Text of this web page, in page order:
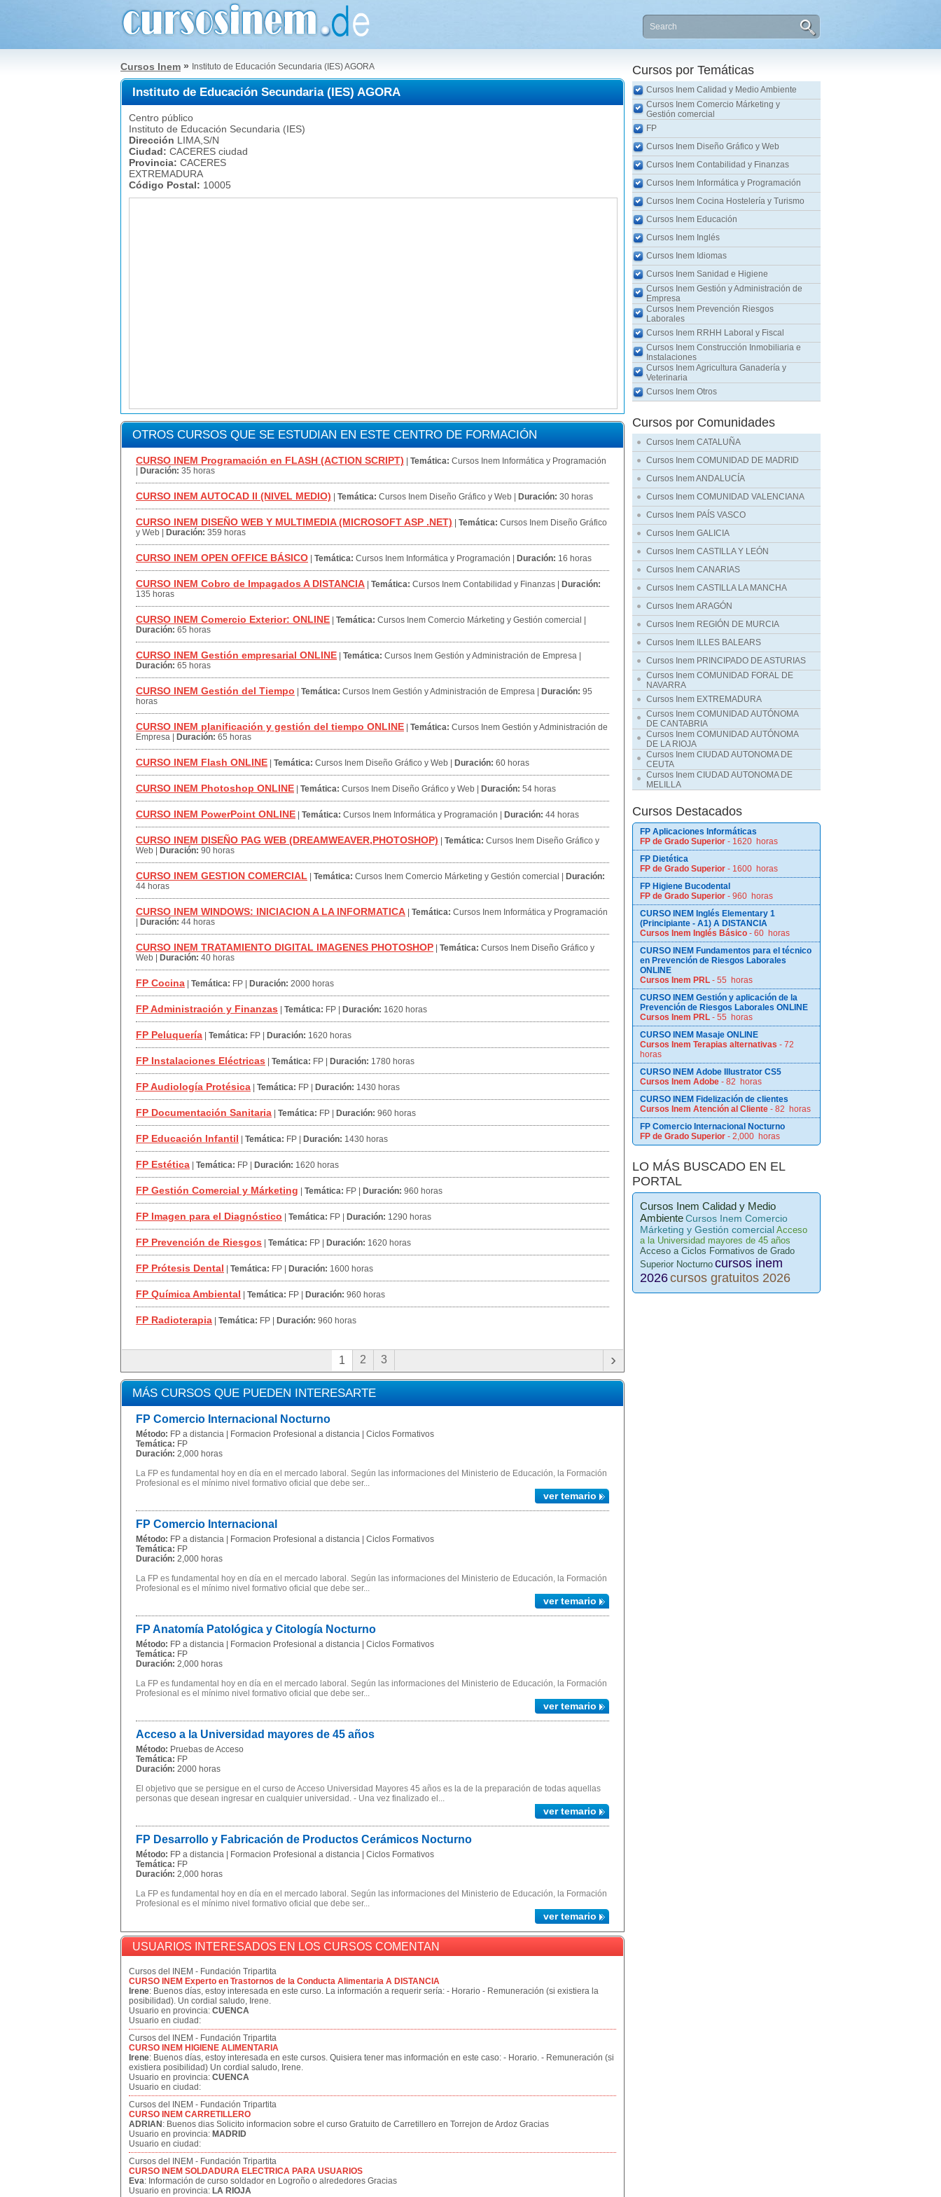
Cursos Inem » Instituto de Educación Secundaria (IES) AGORA
Instituto de Educación Secundaria (IES) AGORA
Centro público
Instituto de Educación Secundaria (IES)
Dirección LIMA,S/N
Ciudad: CACERES ciudad
Provincia: CACERES
EXTREMADURA
Código Postal: 10005
OTROS CURSOS QUE SE ESTUDIAN EN ESTE CENTRO DE FORMACIÓN
CURSO INEM Programación en FLASH (ACTION SCRIPT) Temática: Cursos Inem Informática y Programación
Duración: 35 horas
CURSO INEM AUTOCAD II (NIVEL MEDIO) Temática: Cursos Inem Diseño Gráfico y Web Duración: 30 horas
CURSO INEM DISEÑO WEB Y MULTIMEDIA (MICROSOFT ASP .NET) Temática: Cursos Inem Diseño Gráfico
y Web
Duración: 359 horas
CURSO INEM OPEN OFFICE BÁSICO Temática: Cursos Inem Informática y Programación Duración: 16 horas
CURSO INEM Cobro de Impagados A DISTANCIA Temática: Cursos Inem Contabilidad y Finanzas
Duración:
135 horas
CURSO INEM Comercio Exterior: ONLINE Temática: Cursos Inem Comercio Márketing y Gestión comercial
Duración: 65 horas
CURSO INEM Gestión empresarial ONLINE Temática: Cursos Inem Gestión y Administración de Empresa
Duración: 65 horas
CURSO INEM Gestión del Tiempo Temática: Cursos Inem Gestión y Administración de Empresa Duración: 95
horas
CURSO INEM planificación y gestión del tiempo ONLINE Temática: Cursos Inem Gestión y Administración de
Empresa
Duración: 65 horas
CURSO INEM Flash ONLINE Temática: Cursos Inem Diseño Gráfico y Web Duración: 60 horas
CURSO INEM Photoshop ONLINE Temática: Cursos Inem Diseño Gráfico y Web Duración: 54 horas
CURSO INEM PowerPoint ONLINE Temática: Cursos Inem Informática y Programación Duración: 44 horas
CURSO INEM DISEÑO PAG WEB (DREAMWEAVER,PHOTOSHOP) Temática: Cursos Inem Diseño Gráfico y
Web
Duración: 90 horas
CURSO INEM GESTION COMERCIAL Temática: Cursos Inem Comercio Márketing y Gestión comercial
Duración:
44 horas
CURSO INEM WINDOWS: INICIACION A LA INFORMATICA Temática: Cursos Inem Informática y Programación
Duración: 44 horas
CURSO INEM TRATAMIENTO DIGITAL IMAGENES PHOTOSHOP Temática: Cursos Inem Diseño Gráfico y
Web
Duración: 40 horas
FP Cocina Temática: FP Duración: 2000 horas
FP Administración y Finanzas Temática: FP Duración: 1620 horas
FP Peluquería Temática: FP Duración: 1620 horas
FP Instalaciones Eléctricas Temática: FP Duración: 1780 horas
FP Audiología Protésica Temática: FP Duración: 1430 horas
FP Documentación Sanitaria Temática: FP Duración: 960 horas
FP Educación Infantil Temática: FP Duración: 1430 horas
FP Estética Temática: FP Duración: 1620 horas
FP Gestión Comercial y Márketing Temática: FP Duración: 960 horas
FP Imagen para el Diagnóstico Temática: FP Duración: 1290 horas
FP Prevención de Riesgos Temática: FP Duración: 1620 horas
FP Prótesis Dental Temática: FP Duración: 1600 horas
FP Química Ambiental Temática: FP Duración: 960 horas
FP Radioterapia Temática: FP Duración: 960 horas
1 2 3 ›
MÁS CURSOS QUE PUEDEN INTERESARTE
FP Comercio Internacional Nocturno
Método: FP a distancia | Formacion Profesional a distancia | Ciclos Formativos
Temática: FP
Duración: 2,000 horas
La FP es fundamental hoy en día en el mercado laboral. Según las informaciones del Ministerio de Educación, la Formación
Profesional es el mínimo nivel formativo oficial que debe ser...
ver temario
FP Comercio Internacional
Método: FP a distancia | Formacion Profesional a distancia | Ciclos Formativos
Temática: FP
Duración: 2,000 horas
La FP es fundamental hoy en día en el mercado laboral. Según las informaciones del Ministerio de Educación, la Formación
Profesional es el mínimo nivel formativo oficial que debe ser...
ver temario
FP Anatomía Patológica y Citología Nocturno
Método: FP a distancia | Formacion Profesional a distancia | Ciclos Formativos
Temática: FP
Duración: 2,000 horas
La FP es fundamental hoy en día en el mercado laboral. Según las informaciones del Ministerio de Educación, la Formación
Profesional es el mínimo nivel formativo oficial que debe ser...
ver temario
Acceso a la Universidad mayores de 45 años
Método: Pruebas de Acceso
Temática: FP
Duración: 2000 horas
El objetivo que se persigue en el curso de Acceso Universidad Mayores 45 años es la de la preparación de todas aquellas
personas que desean ingresar en cualquier universidad. - Una vez finalizado el...
ver temario
FP Desarrollo y Fabricación de Productos Cerámicos Nocturno
Método: FP a distancia | Formacion Profesional a distancia | Ciclos Formativos
Temática: FP
Duración: 2,000 horas
La FP es fundamental hoy en día en el mercado laboral. Según las informaciones del Ministerio de Educación, la Formación
Profesional es el mínimo nivel formativo oficial que debe ser...
ver temario
USUARIOS INTERESADOS EN LOS CURSOS COMENTAN
Cursos del INEM - Fundación Tripartita
CURSO INEM Experto en Trastornos de la Conducta Alimentaria A DISTANCIA
Irene: Buenos días, estoy interesada en este curso. La información a requerir sería: - Horario - Remuneración (si existiera la
posibilidad). Un cordial saludo, Irene.
Usuario en provincia: CUENCA
Usuario en ciudad:
Cursos del INEM - Fundación Tripartita
CURSO INEM HIGIENE ALIMENTARIA
Irene: Buenos días, estoy interesada en este cursos. Quisiera tener mas información en este caso: - Horario. - Remuneración (si
existiera posibilidad) Un cordial saludo, Irene.
Usuario en provincia: CUENCA
Usuario en ciudad:
Cursos del INEM - Fundación Tripartita
CURSO INEM CARRETILLERO
ADRIAN : Buenos dias Solicito informacion sobre el curso Gratuito de Carretillero en Torrejon de Ardoz Gracias
Usuario en provincia: MADRID
Usuario en ciudad:
Cursos del INEM - Fundación Tripartita
CURSO INEM SOLDADURA ELECTRICA PARA USUARIOS
Eva: Información de curso soldador en Logroño o alrededores Gracias
Usuario en provincia: LA RIOJA
Cursos por Temáticas
Cursos Inem Calidad y Medio Ambiente
Cursos Inem Comercio Márketing y
Gestión comercial
FP
Cursos Inem Diseño Gráfico y Web
Cursos Inem Contabilidad y Finanzas
Cursos Inem Informática y Programación
Cursos Inem Cocina Hostelería y Turismo
Cursos Inem Educación
Cursos Inem Inglés
Cursos Inem Idiomas
Cursos Inem Sanidad e Higiene
Cursos Inem Gestión y Administración de
Empresa
Cursos Inem Prevención Riesgos
Laborales
Cursos Inem RRHH Laboral y Fiscal
Cursos Inem Construcción Inmobiliaria e
Instalaciones
Cursos Inem Agricultura Ganadería y
Veterinaria
Cursos Inem Otros
Cursos por Comunidades
Cursos Inem CATALUÑA
Cursos Inem COMUNIDAD DE MADRID
Cursos Inem ANDALUCÍA
Cursos Inem COMUNIDAD VALENCIANA
Cursos Inem PAÍS VASCO
Cursos Inem GALICIA
Cursos Inem CASTILLA Y LEÓN
Cursos Inem CANARIAS
Cursos Inem CASTILLA LA MANCHA
Cursos Inem ARAGÓN
Cursos Inem REGIÓN DE MURCIA
Cursos Inem ILLES BALEARS
Cursos Inem PRINCIPADO DE ASTURIAS
Cursos Inem COMUNIDAD FORAL DE
NAVARRA
Cursos Inem EXTREMADURA
Cursos Inem COMUNIDAD AUTÓNOMA
DE CANTABRIA
Cursos Inem COMUNIDAD AUTÓNOMA
DE LA RIOJA
Cursos Inem CIUDAD AUTONOMA DE
CEUTA
Cursos Inem CIUDAD AUTONOMA DE
MELILLA
Cursos Destacados
FP Aplicaciones Informáticas
FP de Grado Superior - 1620 horas
FP Dietética
FP de Grado Superior - 1600 horas
FP Higiene Bucodental
FP de Grado Superior - 960 horas
CURSO INEM Inglés Elementary 1
(Principiante - A1) A DISTANCIA
Cursos Inem Inglés Básico - 60 horas
CURSO INEM Fundamentos para el técnico
en Prevención de Riesgos Laborales
ONLINE
Cursos Inem PRL - 55 horas
CURSO INEM Gestión y aplicación de la
Prevención de Riesgos Laborales ONLINE
Cursos Inem PRL - 55 horas
CURSO INEM Masaje ONLINE
Cursos Inem Terapias alternativas - 72
horas
CURSO INEM Adobe Illustrator CS5
Cursos Inem Adobe - 82 horas
CURSO INEM Fidelización de clientes
Cursos Inem Atención al Cliente - 82 horas
FP Comercio Internacional Nocturno
FP de Grado Superior - 2,000 horas
LO MÁS BUSCADO EN EL
PORTAL
Cursos Inem Calidad y Medio
AmbienteCursos Inem Comercio
Márketing y Gestión comercial Acceso
a la Universidad mayores de 45 años
Acceso a Ciclos Formativos de Grado
Superior Nocturno cursos inem
2026cursos gratuitos 2026